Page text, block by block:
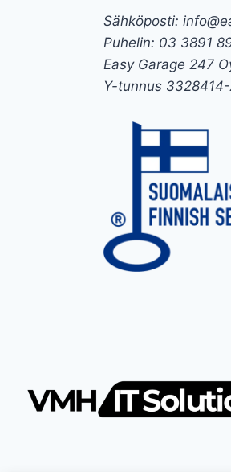
Sähköposti:
Puhelin: 03 3891
Easy Garage 247
Y-tunnus